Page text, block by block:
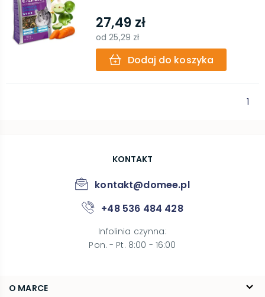
27,49 zł
od25,29 zł
Dodaj do koszyka
1
O MARCE
KONTAKT
kontakt@domee.pl
+48 536 484 428
Infolinia czynna:
Pon. - Pt. 8:00 - 16:00